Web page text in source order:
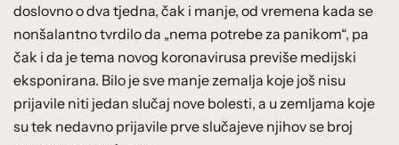
doslovno o dva tjedna, čak i manje, od vremena kada se
nonšalantno tvrdilo da „nema potrebe za panikom“, pa
čak i da je tema novog koronavirusa previše medijski
eksponirana. Bilo je sve manje zemalja koje još nisu
prijavile niti jedan slučaj nove bolesti, a u zemljama koje
su tek nedavno prijavile prve slučajeve njihov se broj